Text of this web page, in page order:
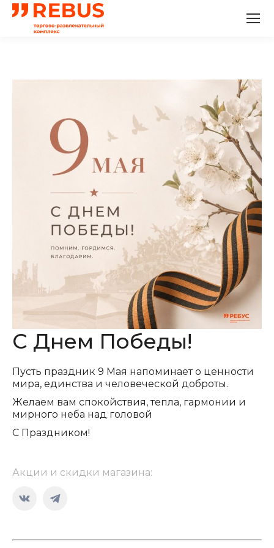
С Днем Победы!
Пусть праздник 9 Мая напоминает о ценности
мира, единства и человеческой доброты.
Желаем вам спокойствия, тепла, гармонии и
мирного неба над головой
С Праздником!
Акции и скидки магазина:
Страница
открывается
Страница
открывается